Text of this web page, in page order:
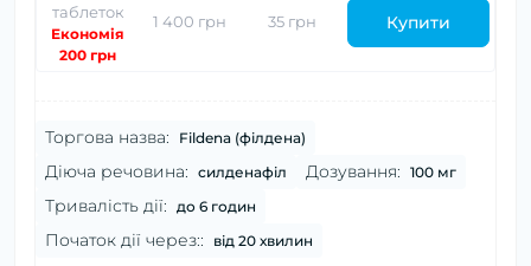
таблеток
Економія
200 грн
1 400 грн 35 грн Купити
Торгова назва: Fildena (філдена)
Діюча речовина: силденафіл Дозування: 100 мг
Тривалість дії: до 6 годин
Початок дії через:: від 20 хвилин